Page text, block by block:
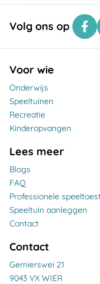
Volg ons op
Voor wie
Onderwijs
Speeltuinen
Recreatie
Kinderopvangen
Lees meer
Blogs
FAQ
Professionele
Speeltuin aanleggen
Contact
Contact
Gernierswei 21
9043 VX WIER